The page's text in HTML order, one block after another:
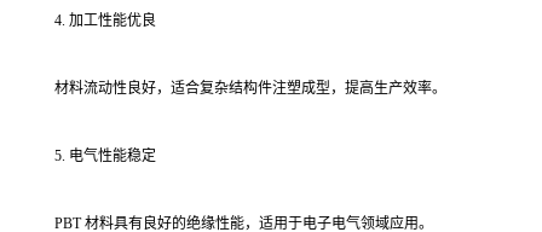
4. 加工性能优良
材料流动性良好，适合复杂结构件注塑成型，提高生产效率。
5. 电气性能稳定
PBT 材料具有良好的绝缘性能，适用于电子电气领域应用。